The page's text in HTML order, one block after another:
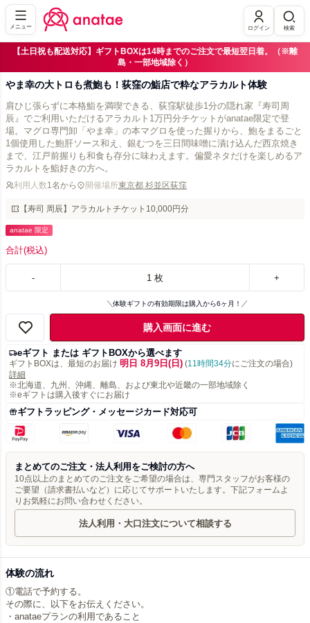
メニュー ログイン 検索
【土日祝も配送対応】ギフトBOXは14時までのご注文で最短翌日着。（※離
島・一部地域除く）
やま幸の大トロも煮鮑も！荻窪の鮨店で粋なアラカルト体験
肩ひじ張らずに本格鮨を満喫できる、荻窪駅徒歩1分の隠れ家『寿司周
辰』でご利用いただけるアラカルト1万円分チケットがanatae限定で登
場。マグロ専門卸「やま幸」の本マグロを使った握りから、鮑をまるごと
1個使用した鮑肝ソース和え、銀むつを三日間味噌に漬け込んだ西京焼き
まで、江戸前握りも和食も存分に味わえます。偏愛ネタだけを楽しめるア
ラカルトを鮨好きの方へ。
利用人数1名から 開催場所東京都 杉並区荻窪
【寿司 周辰】アラカルトチケット10,000円分
anatae 限定
合計(税込)
- 1 枚 +
体験ギフトの有効期限は購入から6ヶ月！
購入画面に進む
eギフト または ギフトBOXから選べます
ギフトBOXは、最短のお届け 明日 8月9日(日) (11時間34分にご注文の場合)
詳細
※北海道、九州、沖縄、離島、および東北や近畿の一部地域除く
※eギフトは購入後すぐにお届け
ギフトラッピング・メッセージカード対応可
まとめてのご注文・法人利用をご検討の方へ
10点以上のまとめてのご注文をご希望の場合は、専門スタッフがお客様の
ご要望（請求書払いなど）に応じてサポートいたします。下記フォームよ
りお気軽にお問い合わせください。
法人利用・大口注文について相談する
体験の流れ
①電話で予約する。
その際に、以下をお伝えください。
・anataeプランの利用であること